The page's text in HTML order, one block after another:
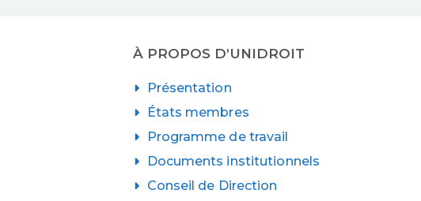
À PROPOS D’UNIDROIT
Présentation
États membres
Programme de travail
Documents institutionnels
Conseil de Direction